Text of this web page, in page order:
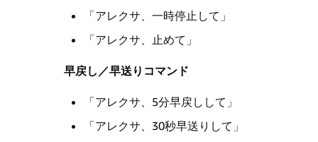
「アレクサ、一時停止して」
「アレクサ、止めて」
早戻し／早送りコマンド
「アレクサ、5分早戻しして」
「アレクサ、30秒早送りして」